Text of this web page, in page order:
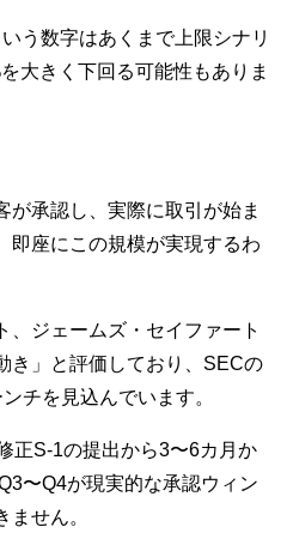
う数字はあくまで上限シナリ
大きく下回る可能性もありま
が承認し、実際に取引が始ま
即座にこの規模が実現するわ
、ジェームズ・セイファート
き」と評価しており、SECの
チを見込んでいます。
正S-1の提出から3〜6カ月か
〜Q4が現実的な承認ウィン
ません。